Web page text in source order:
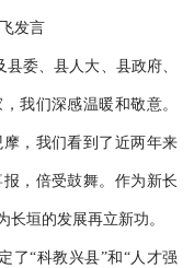
发言
委、县人大、县政府、
我们深感温暖和敬意。
，我们看到了近两年来
，倍受鼓舞。作为新长
垣的发展再立新功。
了“科教兴县”和“人才强